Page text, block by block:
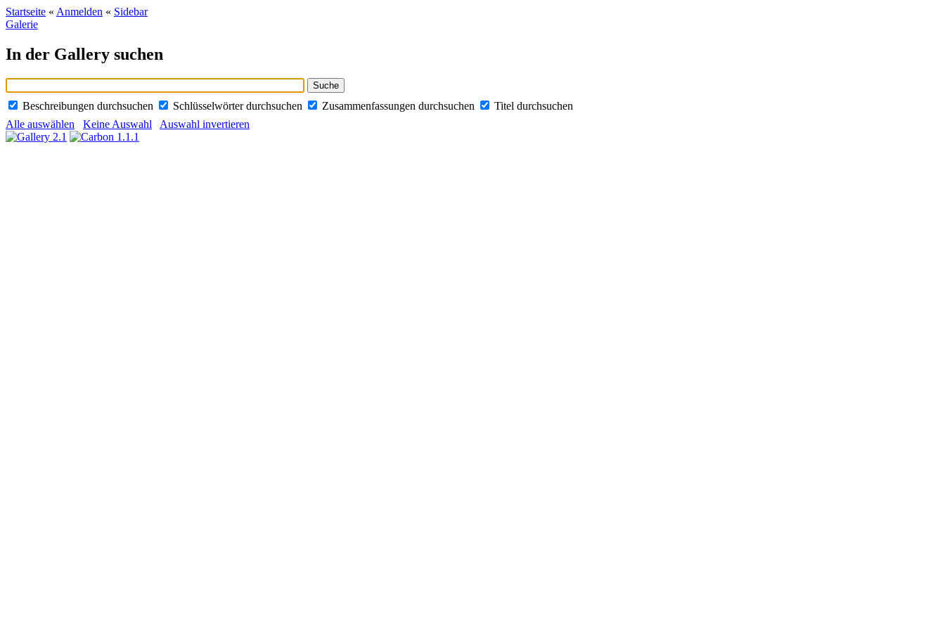
Startseite « Anmelden « Sidebar
Galerie
In der Gallery suchen
Beschreibungen durchsuchen Schlüsselwörter durchsuchen Zusammenfassungen durchsuchen
Titel durchsuchen
Alle auswählen
Keine Auswahl Auswahl invertieren